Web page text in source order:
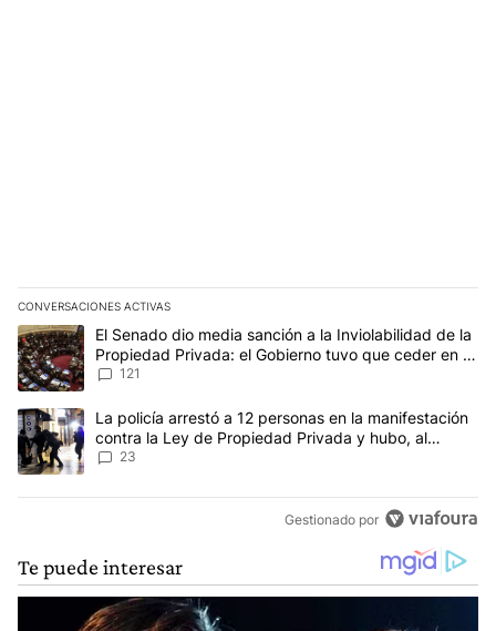
CONVERSACIONES ACTIVAS
Este listado muestra los artículos con más comentarios en los
Un artículo de tendencia con el título "El Senado dio media
El Senado dio media sanción a la Inviolabilidad de la
Propiedad Privada: el Gobierno tuvo que ceder en la
Ley del Manejo del Fuego
121
Un artículo de tendencia con el título "La policía arrestó a 12
La policía arrestó a 12 personas en la manifestación
contra la Ley de Propiedad Privada y hubo, al
menos, 3 agentes heridos
23
Gestionado por